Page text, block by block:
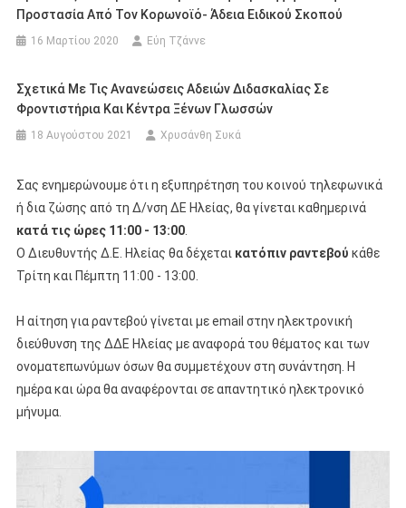
Προστασία Από Τον Κορωνοϊό- Άδεια Ειδικού Σκοπού
16 Μαρτίου 2020 Εύη Τζάννε
Σχετικά Με Τις Ανανεώσεις Αδειών Διδασκαλίας Σε
Φροντιστήρια Και Κέντρα Ξένων Γλωσσών
18 Αυγούστου 2021 Χρυσάνθη Συκά
Σας ενημερώνουμε ότι η εξυπηρέτηση του κοινού τηλεφωνικά
ή δια ζώσης από τη Δ/νση ΔΕ Ηλείας, θα γίνεται καθημερινά
κατά τις ώρες 11:00 - 13:00.
Ο Διευθυντής Δ.Ε. Ηλείας θα δέχεται κατόπιν ραντεβού κάθε
Τρίτη και Πέμπτη 11:00 - 13:00.
Η αίτηση για ραντεβού γίνεται με email στην ηλεκτρονική
διεύθυνση της ΔΔΕ Ηλείας με αναφορά του θέματος και των
ονοματεπωνύμων όσων θα συμμετέχουν στη συνάντηση. Η
ημέρα και ώρα θα αναφέρονται σε απαντητικό ηλεκτρονικό
μήνυμα.